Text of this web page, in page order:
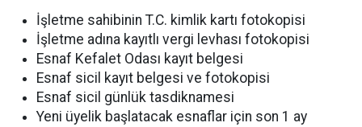
İşletme sahibinin T.C. kimlik kartı fotokopisi
İşletme adına kayıtlı vergi levhası fotokopisi
Esnaf Kefalet Odası kayıt belgesi
Esnaf sicil kayıt belgesi ve fotokopisi
Esnaf sicil günlük tasdiknamesi
Yeni üyelik başlatacak esnaflar için son 1 ay